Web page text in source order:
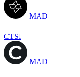
MAD
CTSI
MAD